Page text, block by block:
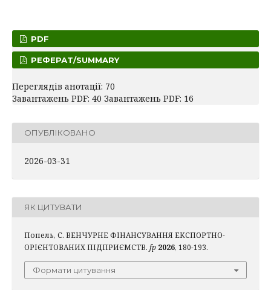
PDF
РЕФЕРАТ/SUMMARY
Переглядів анотації: 70
Завантажень PDF: 40 Завантажень PDF: 16
ОПУБЛІКОВАНО
2026-03-31
ЯК ЦИТУВАТИ
Попель, С. ВЕНЧУРНЕ ФІНАНСУВАННЯ ЕКСПОРТНО-
ОРІЄНТОВАНИХ ПІДПРИЄМСТВ. fp 2026, 180-193.
Формати цитування